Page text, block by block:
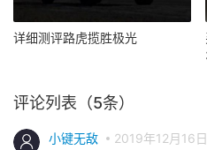
详细测评路虎揽胜极光
评论列表（5条）
小键无敌
2019年12月16